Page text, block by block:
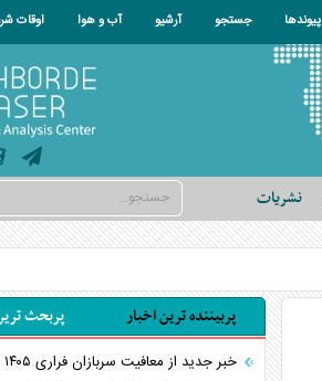
پیوندها جستجو آرشیو آب و هوا اوقات
نشریات
پربیننده ترین اخبار پربحث
خبر جدید از معافیت سربازان فراری ۱۴۰۵